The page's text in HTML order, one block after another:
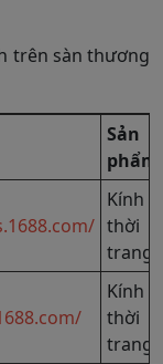
trên sàn thương
Sản
phẩm
Kính
thời
trang
Kính
thời
trang